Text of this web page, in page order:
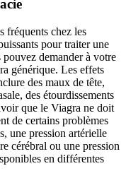
fréquents chez les
pour traiter une
demander à votre
générique. Les effets
des maux de tête,
des étourdissements
que le Viagra ne doit
de certains problèmes
une pression artérielle
cérébral ou une pression
en différentes